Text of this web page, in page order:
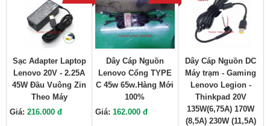
Sạc Adapter Laptop
Lenovo 20V - 2.25A
45W Đầu Vuông Zin
Theo Máy
Giá: 216.000 đ
Dây Cáp Nguồn
Lenovo Cổng TYPE
C 45w 65w.Hàng Mới
100%
Giá:162.000 đ
Dây Cáp Nguồn DC
Máy trạm - Gaming
Lenovo Legion -
Thinkpad 20V
135W(6,75A) 170W
(8,5A) 230W (11,5A)